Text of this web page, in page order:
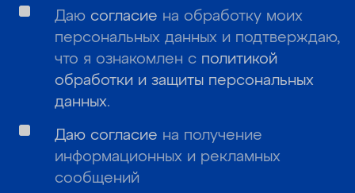
Даю согласие на обработку моих
персональных данных и подтверждаю,
что я ознакомлен с политикой
обработки и защиты персональных
данных.
Даю согласие на получение
информационных и рекламных
сообщений